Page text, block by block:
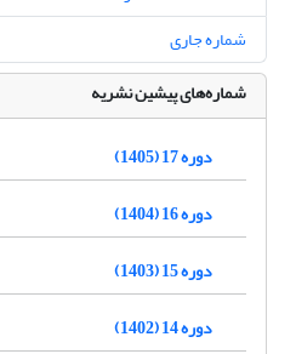
شماره جاری
شماره‌های پیشین نشریه
دوره 17 (1405)
دوره 16 (1404)
دوره 15 (1403)
دوره 14 (1402)